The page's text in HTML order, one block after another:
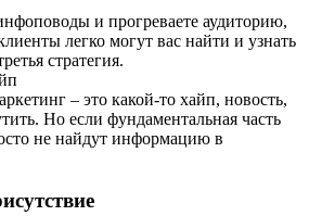
и прогреваете аудиторию,
легко могут вас найти и узнать
стратегия.
– это какой-то хайп, новость,
Но если фундаментальная часть
не найдут информацию в